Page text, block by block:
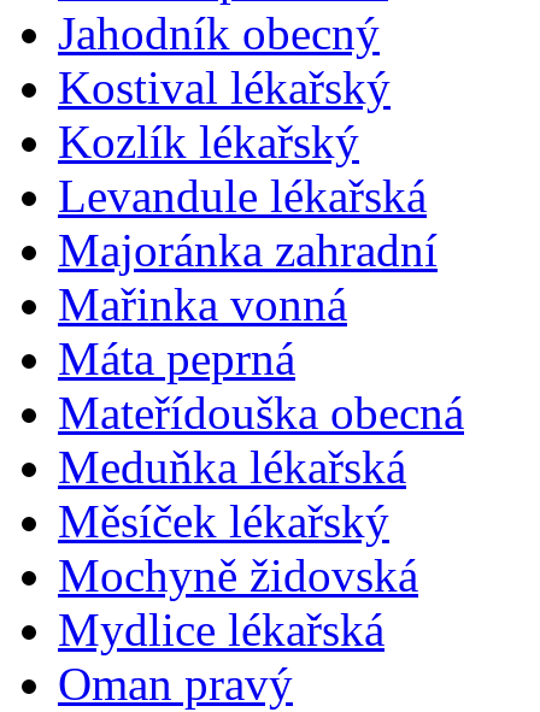
Jahodník obecný
Kostival lékařský
Kozlík lékařský
Levandule lékařská
Majoránka zahradní
Mařinka vonná
Máta peprná
Mateřídouška obecná
Meduňka lékařská
Měsíček lékařský
Mochyně židovská
Mydlice lékařská
Oman pravý